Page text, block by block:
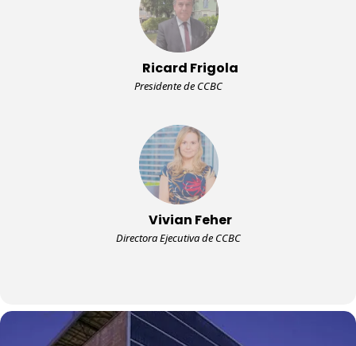
Ricard Frigola
Presidente de CCBC
Vivian Feher
Directora Ejecutiva de CCBC